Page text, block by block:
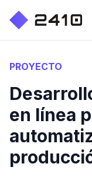
PROYECTO
en línea